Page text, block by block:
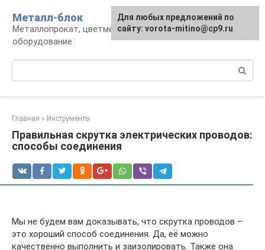
контенту
Металл-блок
Металлопрокат, цветмет, обработка и
оборудование
Главная » Инструменты
Правильная скрутка электрических проводов:
способы соединения
Мы не будем вам доказывать, что скрутка проводов –
это хороший способ соединения. Да, её можно
качественно выполнить и заизолировать. Также она
Для любых предложений по
сайту: vorota-mitino@cp9.ru